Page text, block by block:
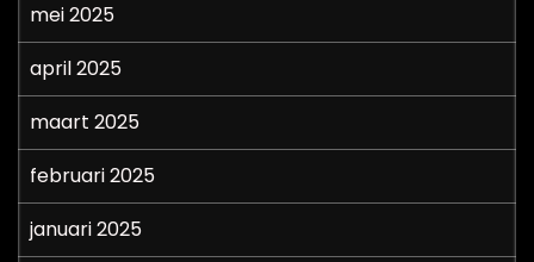
mei 2025
april 2025
maart 2025
februari 2025
januari 2025